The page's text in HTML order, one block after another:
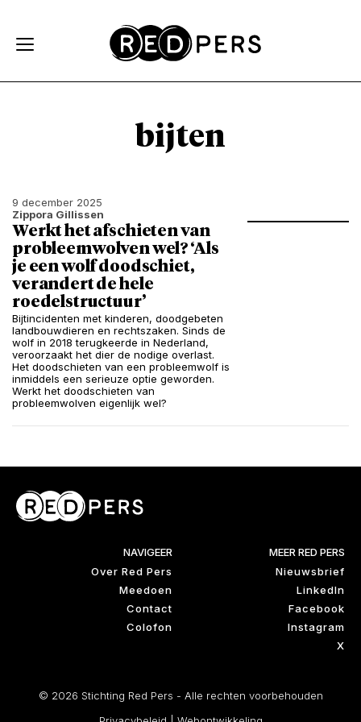
bijten
9 december 2025
Zippora Gillissen
Werkt het afschieten van
probleemwolven wel? ‘Als
je een wolf doodschiet,
verandert de hele
roedelstructuur’
Bijtincidenten met kinderen, doodgebeten
landbouwdieren en rechtszaken. Sinds de
wolf in 2018 terugkeerde in Nederland,
veroorzaakt het dier de nodige overlast.
Het doodschieten van een probleemwolf is
inmiddels een serieuze optie geworden.
Werkt het doodschieten van
probleemwolven eigenlijk wel?
NAVIGEER
Over Red Pers
Meedoen
Contact
Colofon
MEER RED PERS
Nieuwsbrief
LinkedIn
Facebook
Instagram
X
© 2026 Stichting Red Pers - Alle rechten voorbehouden